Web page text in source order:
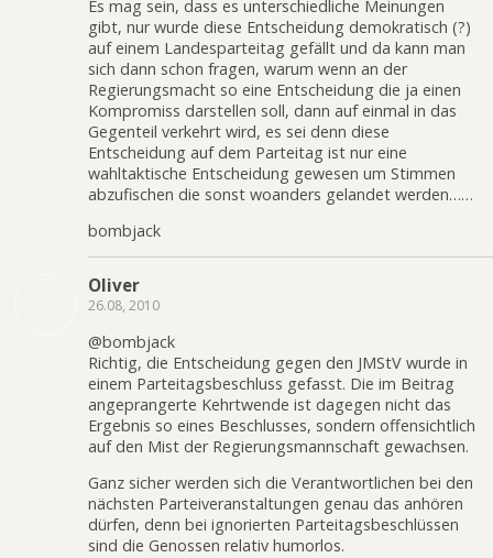
Es mag sein, dass es unterschiedliche Meinungen
gibt, nur wurde diese Entscheidung demokratisch (?)
auf einem Landesparteitag gefällt und da kann man
sich dann schon fragen, warum wenn an der
Regierungsmacht so eine Entscheidung die ja einen
Kompromiss darstellen soll, dann auf einmal in das
Gegenteil verkehrt wird, es sei denn diese
Entscheidung auf dem Parteitag ist nur eine
wahltaktische Entscheidung gewesen um Stimmen
abzufischen die sonst woanders gelandet werden……
bombjack
Oliver
26.08, 2010
@bombjack
Richtig, die Entscheidung gegen den JMStV wurde in
einem Parteitagsbeschluss gefasst. Die im Beitrag
angeprangerte Kehrtwende ist dagegen nicht das
Ergebnis so eines Beschlusses, sondern offensichtlich
auf den Mist der Regierungsmannschaft gewachsen.
Ganz sicher werden sich die Verantwortlichen bei den
nächsten Parteiveranstaltungen genau das anhören
dürfen, denn bei ignorierten Parteitagsbeschlüssen
sind die Genossen relativ humorlos.